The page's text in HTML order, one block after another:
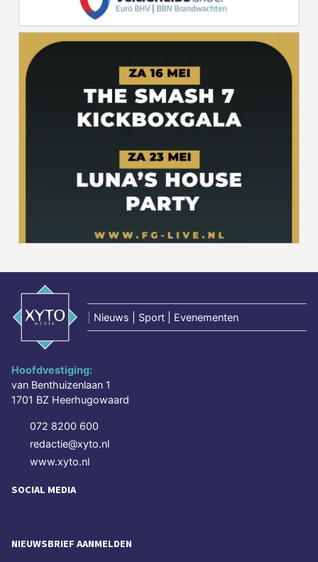
Nieuws | Sport | Evenementen
Hoofdvestiging:
van Benthuizenlaan 1
1701 BZ Heerhugowaard
072 8200 600
redactie@xyto.nl
www.xyto.nl
SOCIAL MEDIA
NIEUWSBRIEF AANMELDEN